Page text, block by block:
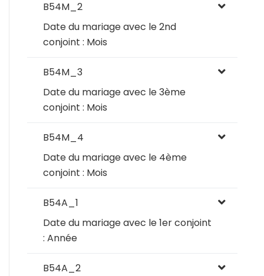
B54M_2
Date du mariage avec le 2nd
conjoint : Mois
B54M_3
Date du mariage avec le 3ème
conjoint : Mois
B54M_4
Date du mariage avec le 4ème
conjoint : Mois
B54A_1
Date du mariage avec le 1er conjoint
: Année
B54A_2